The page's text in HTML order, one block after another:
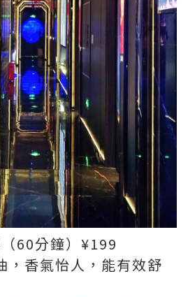
60分鐘）¥199
，香氣怡人，能有效舒